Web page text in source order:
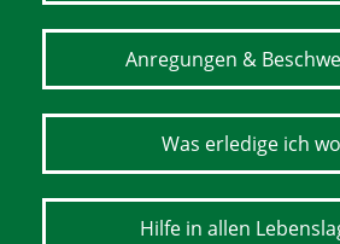
Anregungen &
Was erledige ich
Hilfe in allen